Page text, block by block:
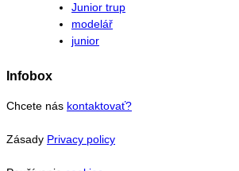
Junior trup
modelář
junior
Infobox
Chcete nás kontaktovať?
Zásady Privacy policy